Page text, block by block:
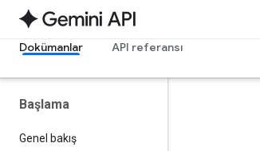
Dokümanlar API referansı
Başlama
Genel bakış